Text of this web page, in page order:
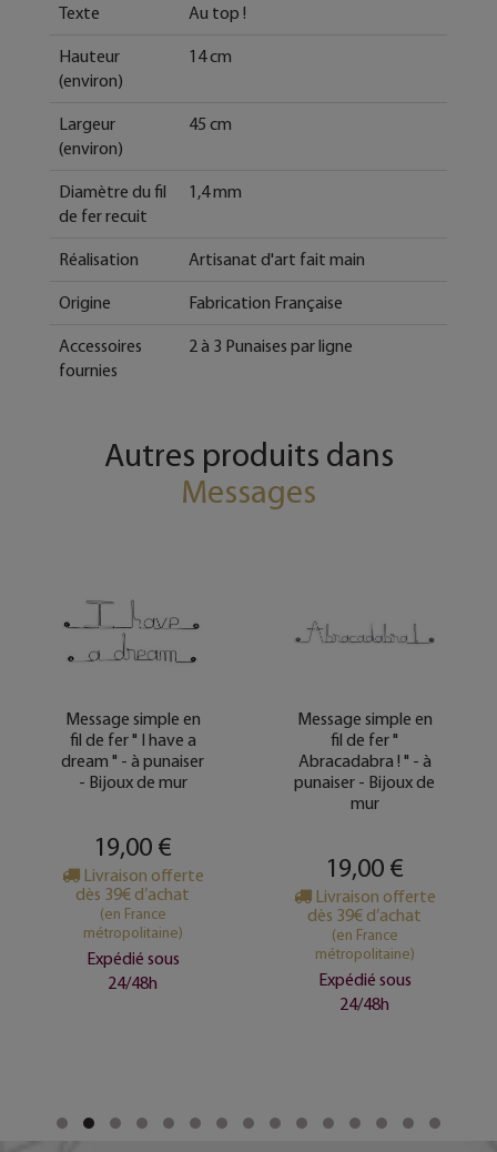
Texte Au top !
Hauteur
(environ)
14 cm
Largeur
(environ)
45 cm
Diamètre du fil
de fer recuit
1,4 mm
Réalisation Artisanat d'art fait main
Origine Fabrication Française
Accessoires
fournies
2 à 3 Punaises par ligne
Autres produits dans
Messages
Message simple en
fil de fer " I have a
dream " - à punaiser
- Bijoux de mur
19,00 €
Livraison offerte
dès 39€ d’achat
(en France
métropolitaine)
Expédié sous
24/48h
Message simple en
fil de fer "
Abracadabra ! " - à
punaiser - Bijoux de
mur
19,00 €
Livraison offerte
dès 39€ d’achat
(en France
métropolitaine)
Expédié sous
24/48h